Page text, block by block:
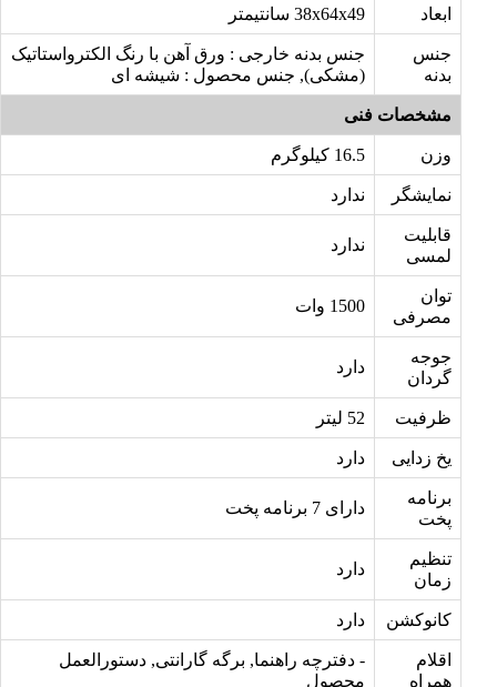
ابعاد 38x64x49 سانتیمتر
جنس
بدنه
جنس بدنه خارجی : ورق آهن با رنگ الکترواستاتیک
(مشکی), جنس محصول : شیشه ای
مشخصات فنی
وزن 16.5 کیلوگرم
نمایشگر ندارد
قابلیت
لمسی
ندارد
توان
مصرفی
1500 وات
جوجه
گردان
دارد
ظرفیت 52 لیتر
یخ زدایی دارد
برنامه
پخت
دارای 7 برنامه پخت
تنظیم
زمان
دارد
کانوکشن دارد
اقلام
همراه
- دفترچه راهنما, برگه گارانتی, دستورالعمل
محصول